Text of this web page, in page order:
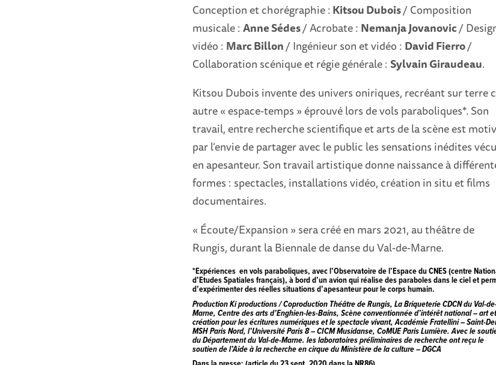
Conception et chorégraphie :Kitsou Dubois/ Composition
musicale :Anne Sédes/ Acrobate : Nemanja Jovanovic/
vidéo : Marc Billon/ Ingénieur son et vidéo : David Fierro/
Collaboration scénique et régie générale :Sylvain Giraudeau.
Kitsou Dubois invente des univers oniriques, recréant sur terre
autre « espace-temps » éprouvé lors de vols paraboliques*. Son
travail, entre recherche scientifique et arts de la scène est
par l’envie de partager avec le public les sensations inédites
en apesanteur. Son travail artistique donne naissance à
formes : spectacles, installations vidéo, création in situ et films
documentaires.
« Écoute/Expansion » sera créé en mars 2021, au théâtre de
Rungis, durant la Biennale de danse du Val-de-Marne.
*Expériences en vols paraboliques, avec l’Observatoire de l’Espace du CNES (centre
d’Etudes Spatiales français), à bord d’un avion qui réalise des paraboles dans le ciel et
d’expérimenter des réelles situations d’apesanteur pour le corps humain.
ProductionKi productions/ Coproduction Théâtre de Rungis, La Briqueterie CDCN du Val-
Marne, Centre des arts d’Enghien-les-Bains, Scène conventionnée d’intérêt national – art et
création pour les écritures numériques et le spectacle vivant, Académie Fratellini – Saint-
MSH Paris Nord, l’Université Paris 8 – CICM Musidanse, CoMUE Paris Lumière. Avec le
du Département du Val-de-Marne. les laboratoires préliminaires de recherche ont reçu le
soutien del’Aide à la recherche en cirque du Ministère de la culture – DGCA